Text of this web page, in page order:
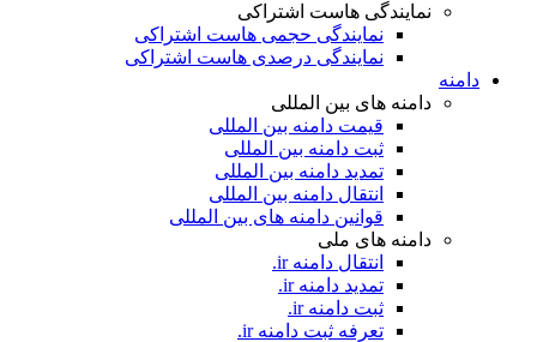
نمایندگی هاست اشتراکی
نمایندگی حجمی هاست اشتراکی
نمایندگی درصدی هاست اشتراکی
دامنه
دامنه های بین المللی
قیمت دامنه بین المللی
ثبت دامنه بین المللی
تمدید دامنه بین المللی
انتقال دامنه بین المللی
قوانین دامنه های بین المللی
دامنه های ملی
انتقال دامنه ir.
تمدید دامنه ir.
ثبت دامنه ir.
تعرفه ثبت دامنه ir.